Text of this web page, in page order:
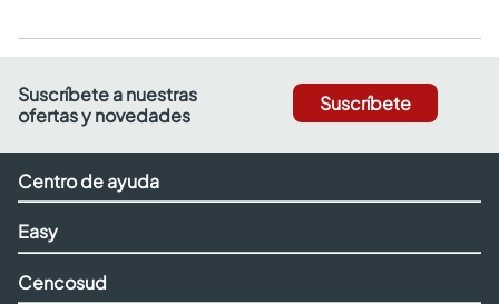
Suscríbete a nuestras
ofertas y novedades
Suscríbete
Centro de ayuda
Easy
Cencosud